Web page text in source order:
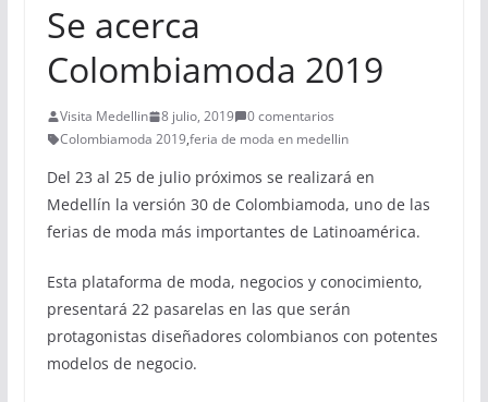
Se acerca
Colombiamoda 2019
Visita Medellin 8 julio, 2019
0 comentarios
Colombiamoda 2019,feria de moda en medellin
Del 23 al 25 de julio próximos se realizará en
Medellín la versión 30 de Colombiamoda, uno de las
ferias de moda más importantes de Latinoamérica.
Esta plataforma de moda, negocios y conocimiento,
presentará 22 pasarelas en las que serán
protagonistas diseñadores colombianos con potentes
modelos de negocio.